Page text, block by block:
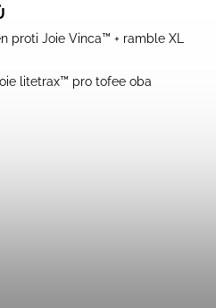
proti Joie Vinca™ + ramble XL
litetrax™ pro tofee oba